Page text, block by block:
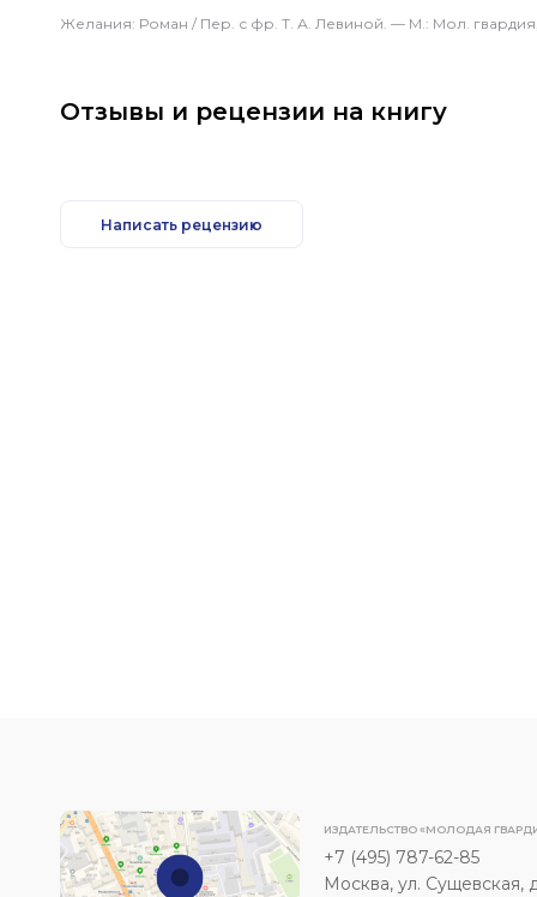
Желания: Роман / Пер. с фр. Т. А. Левиной. — М.: Мол.
Отзывы и рецензии на книгу
Написать рецензию
ИЗДАТЕЛЬСТВО «МОЛОДАЯ
+7 (495) 787-62-85
Москва, ул. Сущевская,